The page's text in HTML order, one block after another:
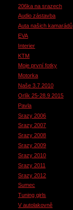
206ka na srazech
Audio zástavba
Auta našich kamarádů
EVA
Interier
KTM
Moje první fotky
Motorka
Naše 3.7 2010
Orlík 25-28.9 2015
Pavla
Srazy 2006
Srazy 2007
Srazy 2008
Srazy 2009
Srazy 2010
Srazy 2011
Srazy 2012
Sumec
Tuning girls
V autolakovně